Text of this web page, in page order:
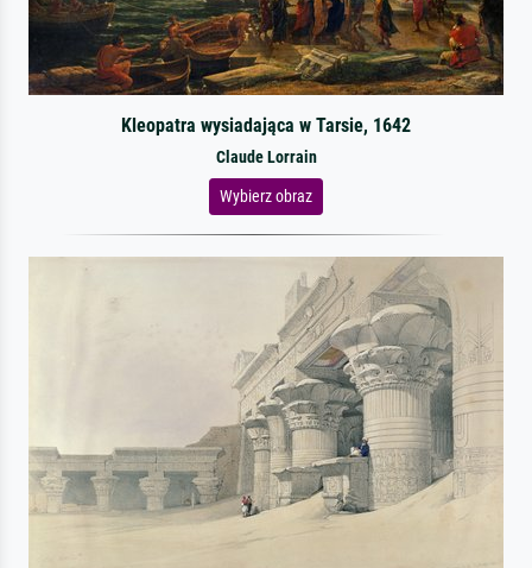
Kleopatra wysiadająca w Tarsie, 1642
Claude Lorrain
Wybierz obraz